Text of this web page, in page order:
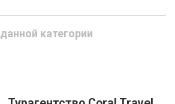
категории